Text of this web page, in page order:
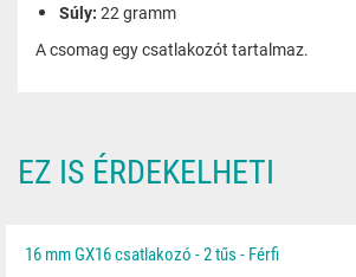
Súly: 22 gramm
A csomag egy csatlakozót tartalmaz.
EZ IS ÉRDEKELHETI
16 mm GX16 csatlakozó - 2 tűs - Férfi